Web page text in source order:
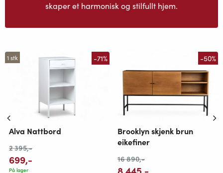
skaper et harmonisk og stilfullt hjem.
1 stk -71%
Alva Nattbord
2 395,-
699,-
På lager
-50%
Brooklyn skjenk brun
eikefiner
16 890,-
8 445,-